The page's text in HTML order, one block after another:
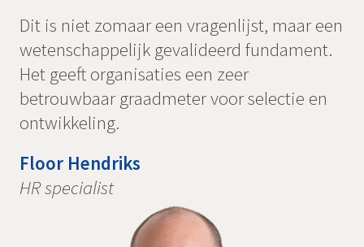
Dit is niet zomaar een vragenlijst, maar een
wetenschappelijk gevalideerd fundament.
Het geeft organisaties een zeer
betrouwbaar graadmeter voor selectie en
ontwikkeling.
Floor Hendriks
HR specialist